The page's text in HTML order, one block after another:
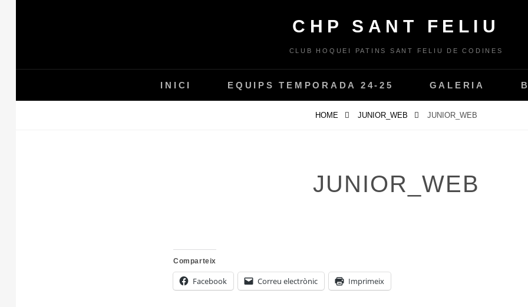
CHP SANT FELIU
CLUB HOQUEI PATINS SANT FELIU DE CODINES
INICI EQUIPS TEMPORADA 24-25 GALERIA
HOME JUNIOR_WEB JUNIOR_WEB
JUNIOR_WEB
Comparteix
Facebook Correu electrònic Imprimeix